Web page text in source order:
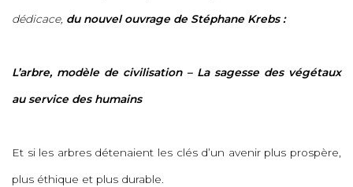
dédicace, du nouvel ouvrage de Stéphane Krebs :
L’arbre, modèle de civilisation – La sagesse des végétaux
au service des humains
Et si les arbres détenaient les clés d’un avenir plus prospère,
plus éthique et plus durable.